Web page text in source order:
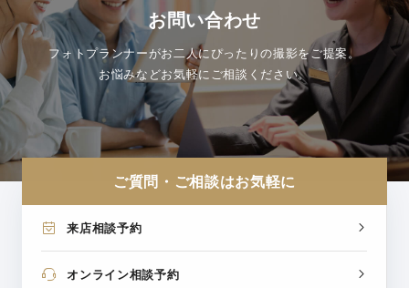
お問い合わせ
フォトプランナーがお二人にぴったりの撮影をご提案。
お悩みなどお気軽にご相談ください。
ご質問・ご相談はお気軽に
来店相談予約
オンライン相談予約